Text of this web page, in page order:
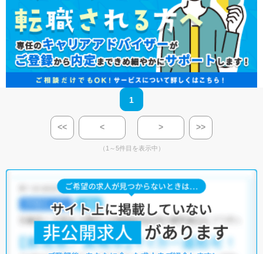
1
<< < > >>
（1～5件目を表示中）